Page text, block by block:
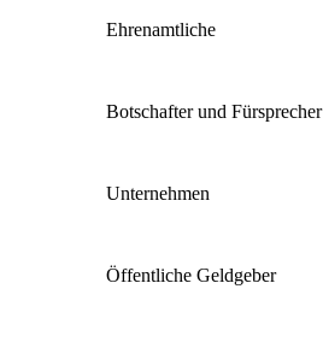
Ehrenamtliche
Botschafter und Fürsprecher
Unternehmen
Öffentliche Geldgeber